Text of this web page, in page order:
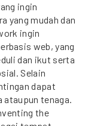
ingin
yang mudah dan
ingin
web, yang
dan ikut serta
Selain
dapat
ataupun tenaga.
the